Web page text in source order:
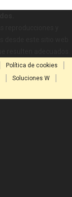
Política de cookies
Soluciones W